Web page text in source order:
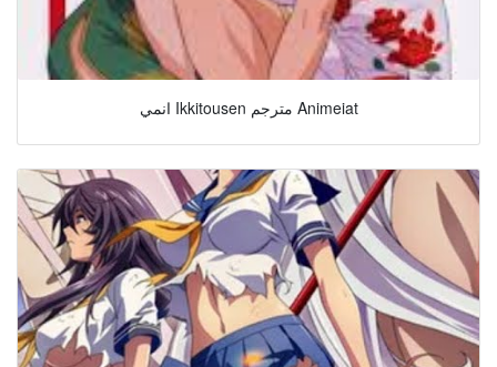
انمي Ikkitousen مترجم Animeiat